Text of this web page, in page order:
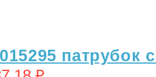
патрубок